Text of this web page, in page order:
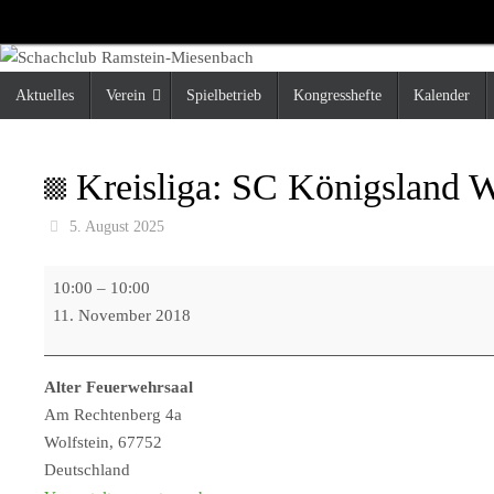
Inhalt
springen
Inhalt
Aktuelles Verein Spielbetrieb Kongresshefte Kalender
Kreisliga: SC Königsland
5. August 2025
Wolfstein
-
SC
Ramstein-
Miesenbach
10:00 – 10:00
11. November 2018
Alter Feuerwehrsaal
Am Rechtenberg 4a
Wolfstein, 67752
Deutschland